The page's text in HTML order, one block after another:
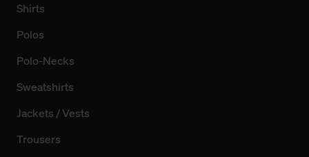
Shirts
Polos
Polo-Necks
Sweatshirts
Jackets / Vests
Trousers